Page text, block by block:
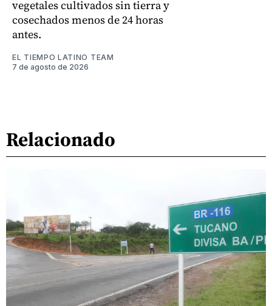
vegetales cultivados sin tierra y
cosechados menos de 24 horas
antes.
EL TIEMPO LATINO TEAM
7 de agosto de 2026
Relacionado